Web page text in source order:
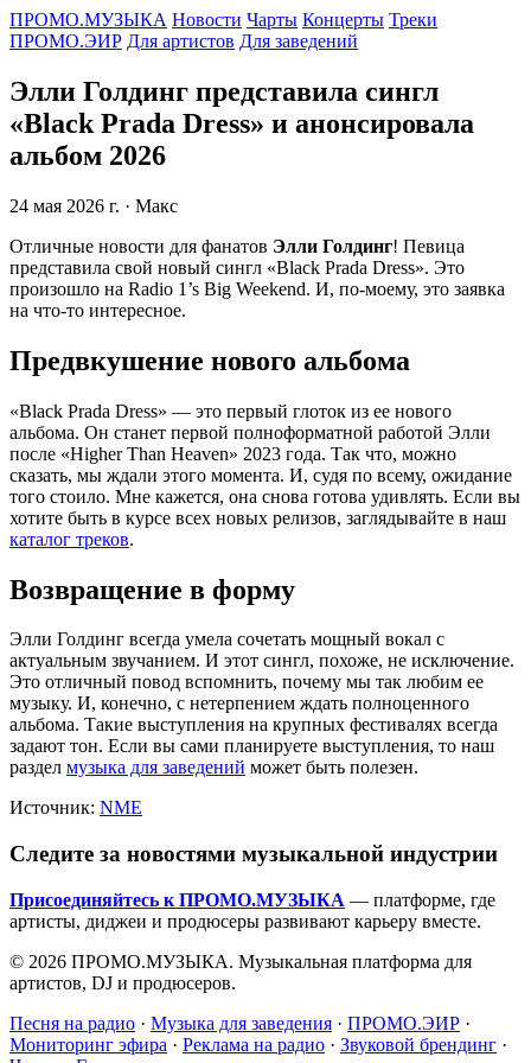
ПРОМО.МУЗЫКА Новости Чарты Концерты Треки
ПРОМО.ЭИР Для артистов Для заведений
Элли Голдинг представила сингл
«Black Prada Dress» и анонсировала
альбом 2026
24 мая 2026 г. · Макс
Отличные новости для фанатов Элли Голдинг! Певица
представила свой новый сингл «Black Prada Dress». Это
произошло на Radio 1’s Big Weekend. И, по-моему, это заявка
на что-то интересное.
Предвкушение нового альбома
«Black Prada Dress» — это первый глоток из ее нового
альбома. Он станет первой полноформатной работой Элли
после «Higher Than Heaven» 2023 года. Так что, можно
сказать, мы ждали этого момента. И, судя по всему, ожидание
того стоило. Мне кажется, она снова готова удивлять. Если вы
хотите быть в курсе всех новых релизов, заглядывайте в наш
каталог треков.
Возвращение в форму
Элли Голдинг всегда умела сочетать мощный вокал с
актуальным звучанием. И этот сингл, похоже, не исключение.
Это отличный повод вспомнить, почему мы так любим ее
музыку. И, конечно, с нетерпением ждать полноценного
альбома. Такие выступления на крупных фестивалях всегда
задают тон. Если вы сами планируете выступления, то наш
раздел музыка для заведений может быть полезен.
Источник: NME
Следите за новостями музыкальной индустрии
Присоединяйтесь к ПРОМО.МУЗЫКА — платформе, где
артисты, диджеи и продюсеры развивают карьеру вместе.
© 2026 ПРОМО.МУЗЫКА. Музыкальная платформа для
артистов, DJ и продюсеров.
Песня на радио · Музыка для заведения · ПРОМО.ЭИР ·
Мониторинг эфира · Реклама на радио · Звуковой брендинг ·